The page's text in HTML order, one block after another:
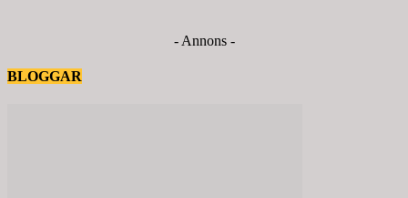
- Annons -
BLOGGAR